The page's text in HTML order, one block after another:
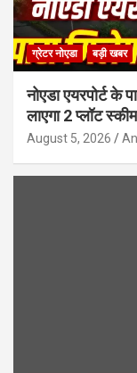
ग्रेटर नोएडा बड़ी खबर
नोएडा एयरपोर्ट के
लाएगा 2 प्लॉट
August 5, 2026